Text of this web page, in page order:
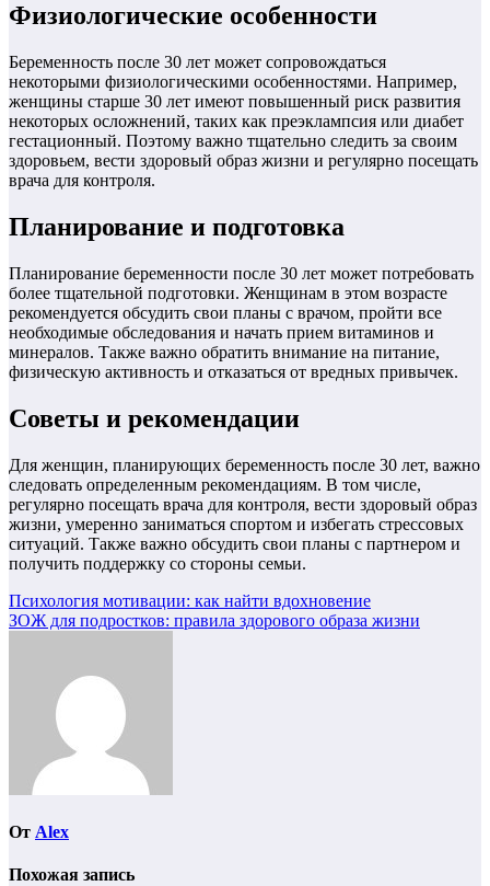
Физиологические особенности
Беременность после 30 лет может сопровождаться
некоторыми физиологическими особенностями. Например,
женщины старше 30 лет имеют повышенный риск развития
некоторых осложнений, таких как преэклампсия или диабет
гестационный. Поэтому важно тщательно следить за своим
здоровьем, вести здоровый образ жизни и регулярно посещать
врача для контроля.
Планирование и подготовка
Планирование беременности после 30 лет может потребовать
более тщательной подготовки. Женщинам в этом возрасте
рекомендуется обсудить свои планы с врачом, пройти все
необходимые обследования и начать прием витаминов и
минералов. Также важно обратить внимание на питание,
физическую активность и отказаться от вредных привычек.
Советы и рекомендации
Для женщин, планирующих беременность после 30 лет, важно
следовать определенным рекомендациям. В том числе,
регулярно посещать врача для контроля, вести здоровый образ
жизни, умеренно заниматься спортом и избегать стрессовых
ситуаций. Также важно обсудить свои планы с партнером и
получить поддержку со стороны семьи.
Навигация
по
Психология мотивации: как найти вдохновение
ЗОЖ для подростков: правила здорового образа жизни
От Alex
Похожая запись